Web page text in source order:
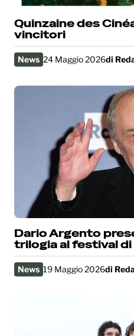
Quinzaine des
vincitori
News 24 Maggio 2026di
Dario Argento
trilogia al festival
News 19 Maggio 2026di